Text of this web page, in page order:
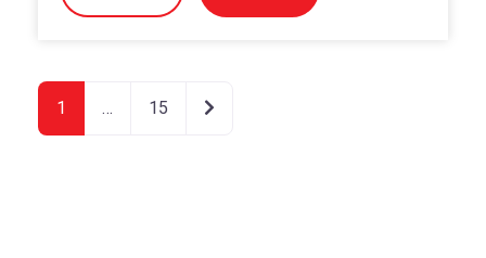
1 … 15 Ältere Beiträge